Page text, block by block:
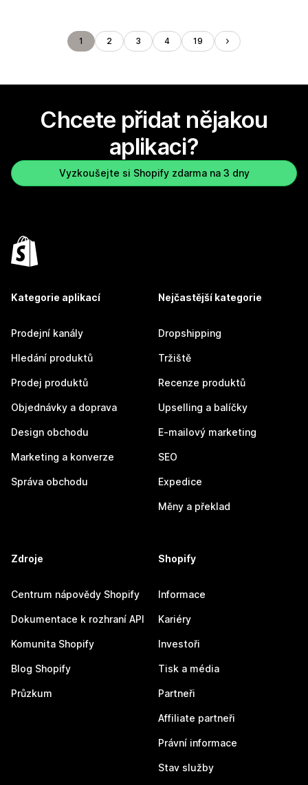
1 2 3 4 19
Chcete přidat nějakou
aplikaci?
Vyzkoušejte si Shopify zdarma na 3 dny
Kategorie aplikací
Prodejní kanály
Hledání produktů
Prodej produktů
Objednávky a doprava
Design obchodu
Marketing a konverze
Správa obchodu
Nejčastější kategorie
Dropshipping
Tržiště
Recenze produktů
Upselling a balíčky
E-mailový marketing
SEO
Expedice
Měny a překlad
Zdroje
Centrum nápovědy Shopify
Dokumentace k rozhraní API
Komunita Shopify
Blog Shopify
Průzkum
Shopify
Informace
Kariéry
Investoři
Tisk a média
Partneři
Affiliate partneři
Právní informace
Stav služby